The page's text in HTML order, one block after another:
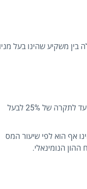
בין משקיע שהינו בעל
מס רווח הון בגין מכירת ני"ע ישראלים צמודים למדד או ני"ע זרים, הינו שיעור המס השולי של היחיד, עד לתקרה של 25% לבעל
אף הוא לפי שיעור המס